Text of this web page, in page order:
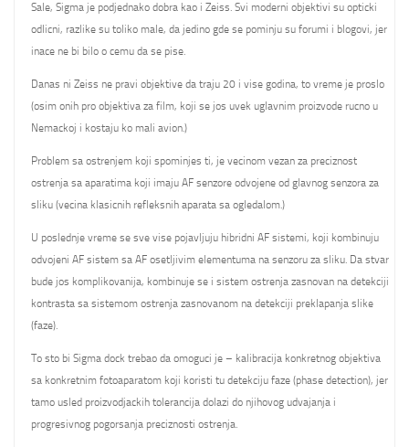
Sale, Sigma je podjednako dobra kao i Zeiss. Svi moderni objektivi su opticki
odlicni, razlike su toliko male, da jedino gde se pominju su forumi i blogovi, jer
inace ne bi bilo o cemu da se pise.
Danas ni Zeiss ne pravi objektive da traju 20 i vise godina, to vreme je proslo
(osim onih pro objektiva za film, koji se jos uvek uglavnim proizvode rucno u
Nemackoj i kostaju ko mali avion.)
Problem sa ostrenjem koji spominjes ti, je vecinom vezan za preciznost
ostrenja sa aparatima koji imaju AF senzore odvojene od glavnog senzora za
sliku (vecina klasicnih refleksnih aparata sa ogledalom.)
U poslednje vreme se sve vise pojavljuju hibridni AF sistemi, koji kombinuju
odvojeni AF sistem sa AF osetljivim elementuma na senzoru za sliku. Da stvar
bude jos komplikovanija, kombinuje se i sistem ostrenja zasnovan na detekciji
kontrasta sa sistemom ostrenja zasnovanom na detekciji preklapanja slike
(faze).
To sto bi Sigma dock trebao da omoguci je – kalibracija konkretnog objektiva
sa konkretnim fotoaparatom koji koristi tu detekciju faze (phase detection), jer
tamo usled proizvodjackih tolerancija dolazi do njihovog udvajanja i
progresivnog pogorsanja preciznosti ostrenja.